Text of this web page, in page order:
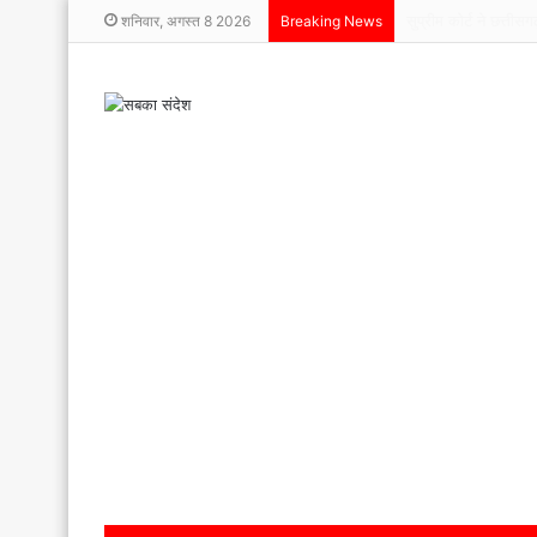
शनिवार, अगस्त 8 2026 Breaking News